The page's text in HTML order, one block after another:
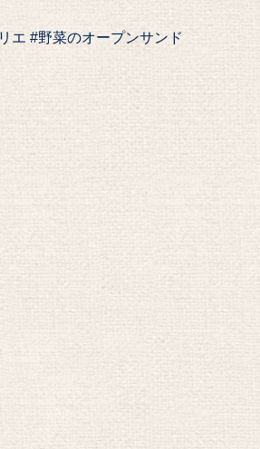
エ #野菜のオープンサンド